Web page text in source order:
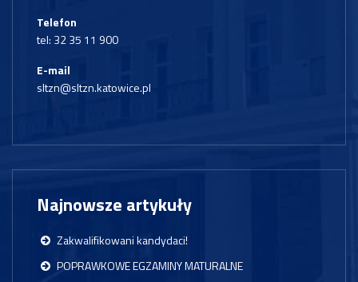
Telefon
tel: 32 35 11 900
E-mail
sltzn@sltzn.katowice.pl
Najnowsze artykuły
Zakwalifikowani kandydaci!
POPRAWKOWE EGZAMINY MATURALNE